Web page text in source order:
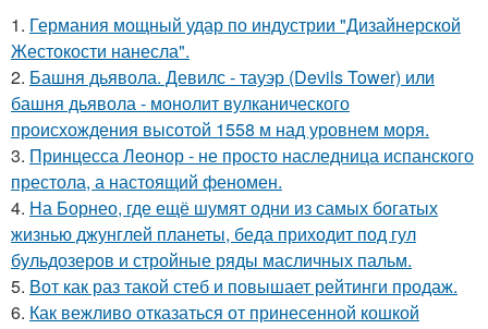
1. Германия мощный удар по индустрии "Дизайнерской
Жестокости нанесла".
2. Башня дьявола. Девилс - тауэр (Devils Tower) или
башня дьявола - монолит вулканического
происхождения высотой 1558 м над уровнем моря.
3. Принцесса Леонор - не просто наследница испанского
престола, а настоящий феномен.
4. На Борнео, где ещё шумят одни из самых богатых
жизнью джунглей планеты, беда приходит под гул
бульдозеров и стройные ряды масличных пальм.
5. Вот как раз такой стеб и повышает рейтинги продаж.
6. Как вежливо отказаться от принесенной кошкой